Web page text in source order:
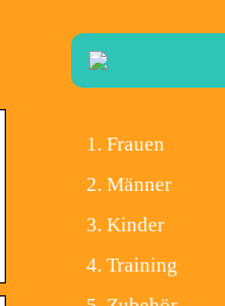
Frauen
Männer
Kinder
Training